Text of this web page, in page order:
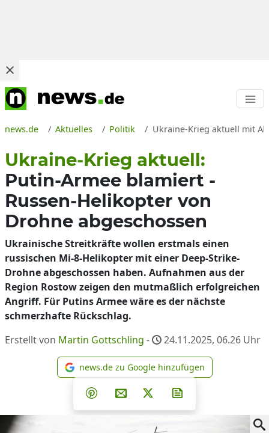
news.de Aktuelles Politik Ukraine-Krieg aktuell mit
Ukraine-Krieg aktuell:
Putin-Armee blamiert -
Russen-Helikopter von
Drohne abgeschossen
Ukrainische Streitkräfte wollen erstmals einen
russischen Mi-8-Helikopter mit einer Deep-Strike-
Drohne abgeschossen haben. Aufnahmen aus der
Region Rostow zeigen den mutmaßlich erfolgreichen
Angriff. Für Putins Armee wäre es der nächste
schmerzhafte Rückschlag.
Erstellt von Martin Gottschling - 24.11.2025, 06.26 Uhr
news.de zu Google
news.de zu Google hinzufügen
Teilen auf Facebook
Teilen auf Whatsapp
Teilen auf Telegram
Teilen auf Pinterest
Per E-Mail teilen
Post auf X